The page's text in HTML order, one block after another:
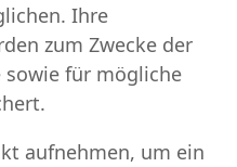
Ihre
zum Zwecke der
sowie für mögliche
aufnehmen, um ein